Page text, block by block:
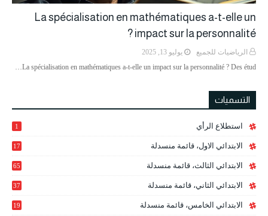
La spécialisation en mathématiques a-t-elle un
impact sur la personnalité ?
الرياضيات للجميع
يوليو 13, 2025
La spécialisation en mathématiques a-t-elle un impact sur la personnalité ? Des étud…
التسميات
استطلاع الرأي 1
الابتدائي الاول، قائمة منسدلة 17
الابتدائي الثالث، قائمة منسدلة 65
الابتدائي الثاني، قائمة منسدلة 37
الابتدائي الخامس، قائمة منسدلة
19